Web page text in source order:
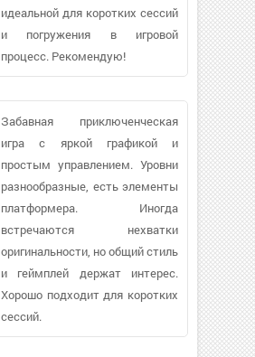
идеальной для коротких сессий
и погружения в игровой
процесс. Рекомендую!
Забавная приключенческая
игра с яркой графикой и
простым управлением. Уровни
разнообразные, есть элементы
платформера. Иногда
встречаются нехватки
оригинальности, но общий стиль
и геймплей держат интерес.
Хорошо подходит для коротких
сессий.